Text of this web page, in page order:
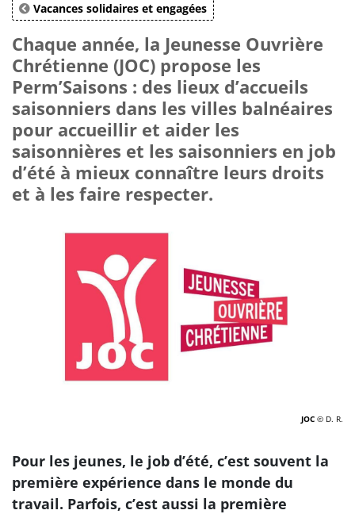
Vacances solidaires et engagées
Chaque année, la Jeunesse Ouvrière
Chrétienne (JOC) propose les
Perm’Saisons : des lieux d’accueils
saisonniers dans les villes balnéaires
pour accueillir et aider les
saisonnières et les saisonniers en job
d’été à mieux connaître leurs droits
et à les faire respecter.
JOC © D. R.
Pour les jeunes, le job d’été, c’est souvent la
première expérience dans le monde du
travail. Parfois, c’est aussi la première